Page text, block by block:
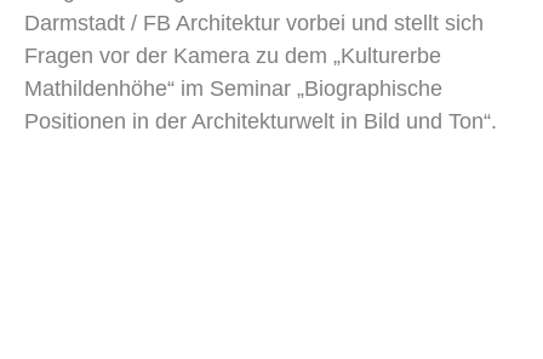
Darmstadt / FB Architektur vorbei und stellt sich
Fragen vor der Kamera zu dem „Kulturerbe
Mathildenhöhe“ im Seminar „Biographische
Positionen in der Architekturwelt in Bild und Ton“.